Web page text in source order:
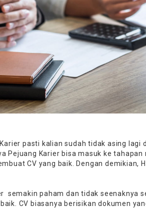
pasti kalian sudah tidak asing lagi
Pejuang Karier bisa masuk ke
CV yang baik. Dengan demikian,
semakin paham dan tidak seenaknya
CV biasanya berisikan dokumen